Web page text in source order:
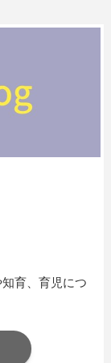
育、育児につ